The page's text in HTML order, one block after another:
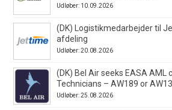
Udløber: 10.09.2026
(DK) Logistikmedarbejder til
afdeling
Udløber: 20.08.2026
(DK) Bel Air seeks EASA AML
Technicians – AW189 or
Udløber: 25.08.2026